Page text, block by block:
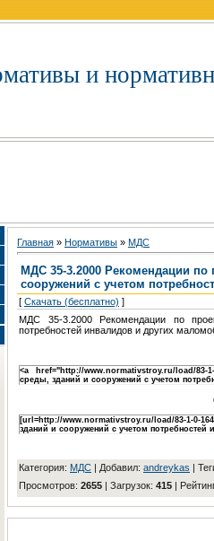
и
Главная » Нормативы » MДC
МДС 35-3.2000 Рекомендации
сооружений с учетом
[ Скачать (бесплатно) ]
МДС 35-3.2000 Рекомендации по
потребностей инвалидов и других
<a href="http://www.normativstroy.ru/load/
среды, зданий и сооружений с учетом
[url=http://www.normativstroy.ru/load/83-1-0-
зданий и сооружений с учетом
Категория: MДC | Добавил: andreykas |
Просмотров: 2655 | Загрузок: 415 |